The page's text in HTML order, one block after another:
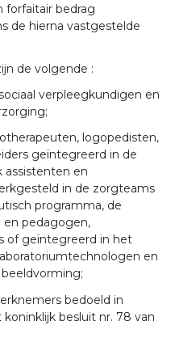
forfaitair bedrag
de hierna vastgestelde
de volgende :
verpleegkundigen en
logopedisten,
geïntegreerd in de
assistenten en
in de zorgteams
programma, de
pedagogen,
of geïntegreerd in het
en
bedoeld in
besluit nr. 78 van